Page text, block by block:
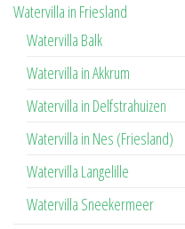
Watervilla in Friesland
Watervilla Balk
Watervilla in Akkrum
Watervilla in Delfstrahuizen
Watervilla in Nes (Friesland)
Watervilla Langelille
Watervilla Sneekermeer